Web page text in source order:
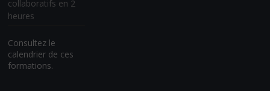
collaboratifs en 2
heures
Consultez le
calendrier de ces
formations.